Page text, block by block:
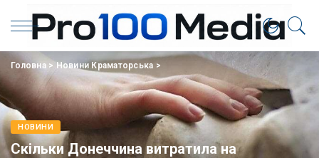
Головна> Новини Краматорська >
НОВИНИ
Скільки Донеччина витратила на